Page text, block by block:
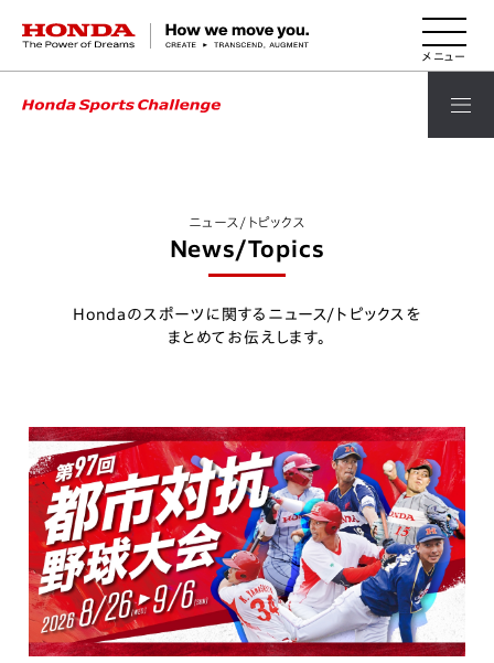
HONDA The Power of Dreams
ニュース/トピックス
News/Topics
Hondaのスポーツに関するニュース/トピックスを
まとめてお伝えします。